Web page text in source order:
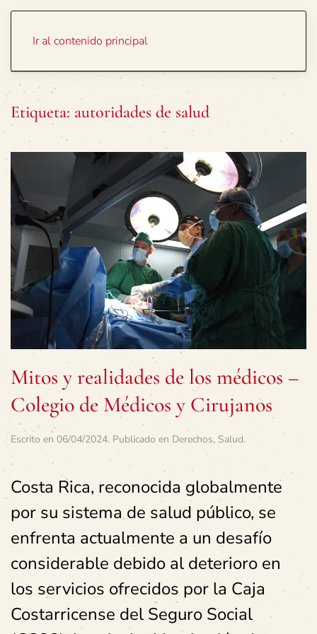
Ir al contenido principal
Etiqueta: autoridades de salud
Mitos y realidades de los médicos –
Colegio de Médicos y Cirujanos
Escrito en 06/04/2024. Publicado en Derechos, Salud.
Costa Rica, reconocida globalmente
por su sistema de salud público, se
enfrenta actualmente a un desafío
considerable debido al deterioro en
los servicios ofrecidos por la Caja
Costarricense del Seguro Social